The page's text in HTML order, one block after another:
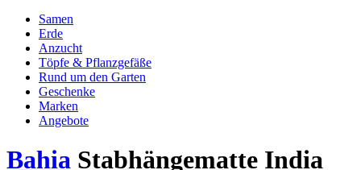
Samen
Erde
Anzucht
Töpfe & Pflanzgefäße
Rund um den Garten
Geschenke
Marken
Angebote
Bahia Stabhängematte India